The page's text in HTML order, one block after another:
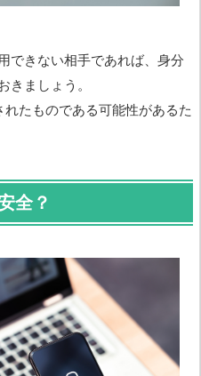
できない相手であれば、身分
きましょう。
たものである可能性があるた
全？